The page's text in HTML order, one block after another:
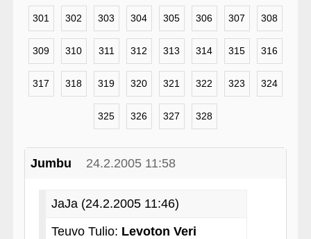
301 302 303 304 305 306 307 308
309 310 311 312 313 314 315 316
317 318 319 320 321 322 323 324
325 326 327 328
Jumbu 24.2.2005 11:58
JaJa (24.2.2005 11:46)
Teuvo Tulio: Levoton Veri